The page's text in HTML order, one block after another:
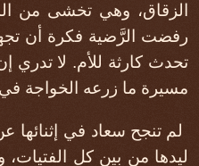
الزقاق، وهي تخشى من
رفضت الرَّضية فكرة أن
تحدث كارثة للأم. لا
مسيرة ما زرعه الخواجة
لم تنجح سعاد في إثنائها
ليدها من بين كل